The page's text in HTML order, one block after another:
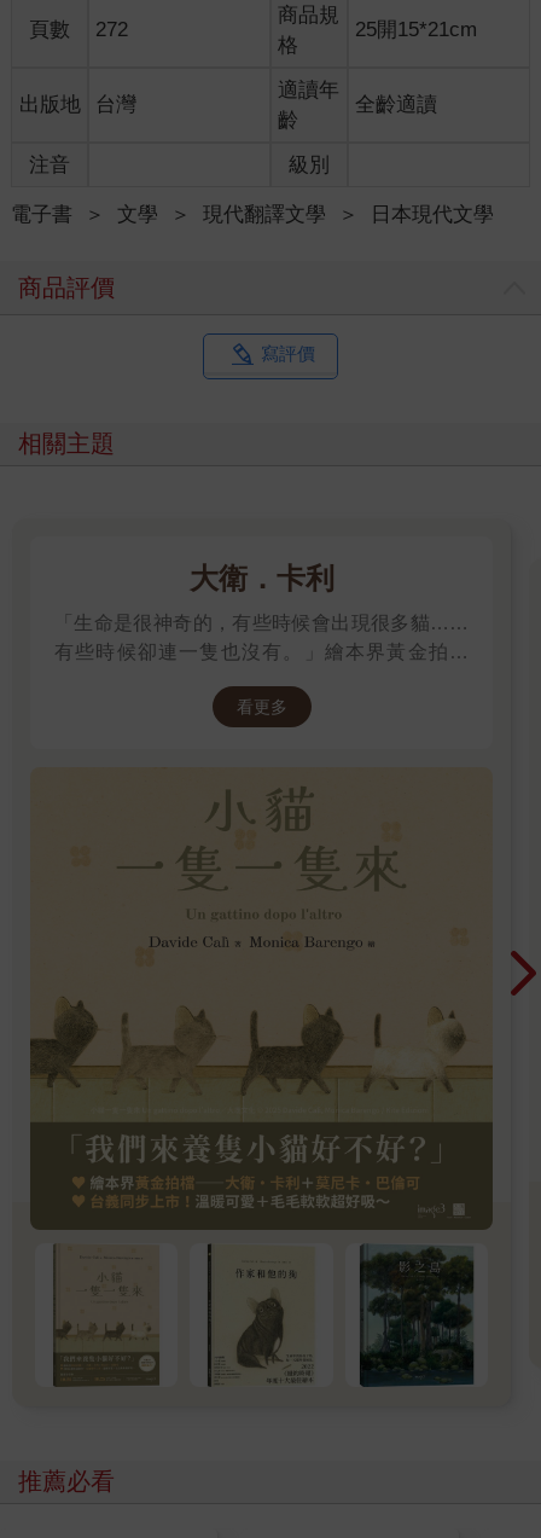
乎地說人壞話。
跟到這樣的飼主，我的「第三世」還是沒能得到名字就結束了。
到了「第四世」仍沒有名字，實在無法展現我的格調。
──沒辦法，我決定借用那男人的名字，自稱「金之助」。
但之後我依然沒機會用到這個真名，下一條命、再下一條命，都
白白度過。再下一條命、以及再下一條，也一樣。
人類總是把「活著」想得太困難。大部分的動物只要吃頓飽飯、
但大部分的人類要不是說需要錢、再不然就是追求人生意義，還
而絕大多數把遠大夢想掛在嘴邊的人，最終什麼也沒達成，就這
算身邊多重要的傢伙死了，也與我毫無關聯──這麼想就輕鬆多
「第九世」，最後的一條命。
不管將會以多麼淒慘的死狀結束這一生，「第九世」真的是最後
了。我已經下定決心，不再對任何人抱持任何期待，只要漠然地
對我如此消極的決心一無所知的母親，就像對待哥哥姊姊們一
那是在神社緣廊底下，當時下著雨，帶著一絲寒意。我渾身發
抖，身子沒有淋濕，但一時間想不起前八世累積的知識與經驗，
那股寒意挑起了本能的恐懼。
母親像是要安撫我似的，持續舔著我的身子，姊姊和哥哥也總是
依偎在我身邊。不管降生於哪一世，這份無條件給予的溫暖與關
母親、兩個姊姊、一個哥哥，他們的毛色都是橘虎斑或棕虎斑。
唯有我是一身黑毛，連肉球都是黑的，母親對這樣同一的色彩十
分讚嘆。
「黑黝黝的真漂亮。」
覺也沒有。看我這麼冷淡，哥哥抱怨：「真是不可愛。」逕自舔
吸著母親的奶，過往的記憶慢慢復甦。每當回想起來，重複了一
次又一次、過去八世的記憶，再次烙印在腦中，我對他人的警戒
心就一層層加強。就連對原本該坦然交心的母親和兄姊也是。
即使如此，他們依然沒有棄我於不顧，還是對一點也不可愛的我
百般疼愛、照顧。觀察著他們，我茫然地想著──
母親對孩子傾注毫不保留的愛。這份不求回報、無條件的愛，或
許是不變的共識吧。這樣的愛養育孩子、帶來活下去的力量，傳
承到下一個世代。這確實是無私奉獻的行為，也是一種亙久的大
我迄今為止的每一條命幾乎都悽慘落幕，在我看來，真實的愛不
頁數 272
商品規
格
25開15*21cm
出版地 台灣
適讀年
齡
全齡適讀
注音 級別
電子書 ＞ 文學 ＞ 現代翻譯文學 ＞ 日本現代文學
商品評價
寫評價
相關主題
大衛．卡利
「生命是很神奇的，有些時候會出現很多貓……
有些時候卻連一隻也沒有。」繪本界黃金拍檔
——大衛．卡利＆莫尼卡．巴倫可，溫馨療癒新
作！繼《作家和他的狗》後，再次聯手打造動人
看更多
推薦必看